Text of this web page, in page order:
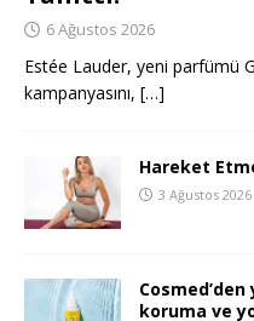
6 Ağustos 2026
Estée Lauder, yeni parfümü
kampanyasını, […]
Hareket
3 Ağustos 2026
Cosmed’den
koruma ve